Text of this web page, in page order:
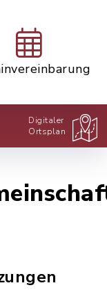
Digitaler
Ortsplan